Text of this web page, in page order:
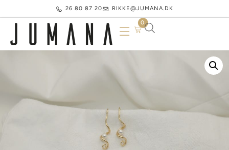
26 80 87 20 RIKKE@JUMANA.DK
0
Your cart is empty.
Køb for500,00kr. mere for gratis fragt
inkl. moms